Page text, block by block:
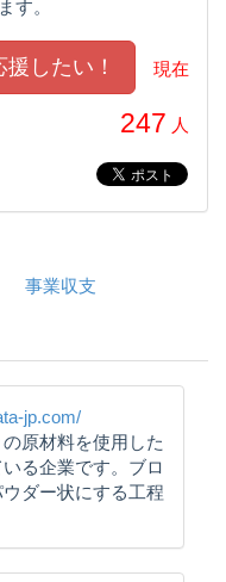
す。
現在
247 人
事業収支
jp.com/
原材料を使用した
る企業です。ブロ
ダー状にする工程